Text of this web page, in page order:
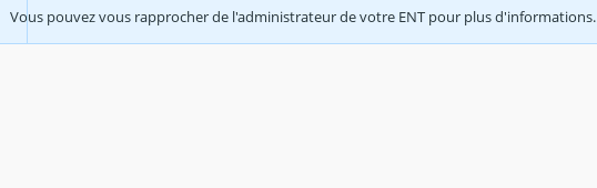
Vous pouvez vous rapprocher de l'administrateur de votre ENT pour plus d'informations.